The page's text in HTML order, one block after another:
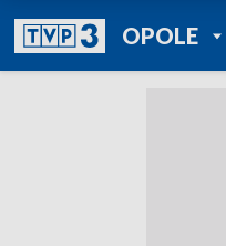
OPOLE
TVP